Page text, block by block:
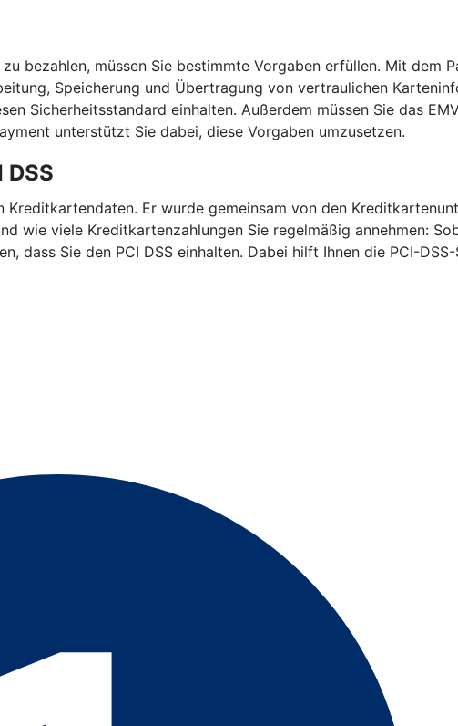
bezahlen, müssen Sie bestimmte Vorgaben erfüllen. Mit dem
Speicherung und Übertragung von vertraulichen
Sicherheitsstandard einhalten. Außerdem müssen Sie das
unterstützt Sie dabei, diese Vorgaben umzusetzen.
Er wurde gemeinsam von den
wie viele Kreditkartenzahlungen Sie regelmäßig annehmen:
dass Sie den PCI DSS einhalten. Dabei hilft Ihnen die PCI-